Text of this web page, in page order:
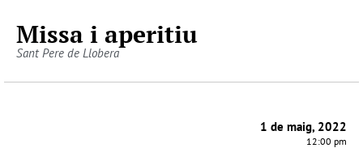
Missa i aperitiu
Sant Pere de Llobera
1 de maig, 2022
12:00 pm